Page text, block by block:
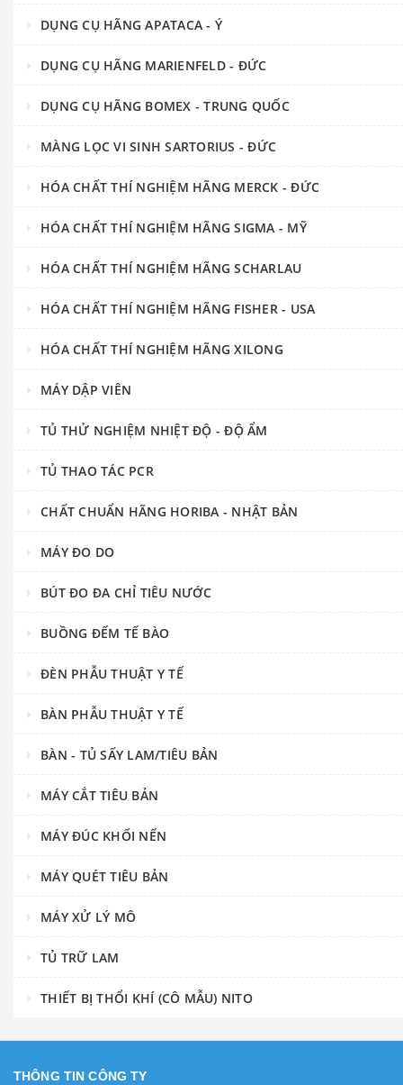
DỤNG CỤ HÃNG APATACA - Ý
DỤNG CỤ HÃNG MARIENFELD - ĐỨC
DỤNG CỤ HÃNG BOMEX - TRUNG QUỐC
MÀNG LỌC VI SINH SARTORIUS - ĐỨC
HÓA CHẤT THÍ NGHIỆM HÃNG MERCK - ĐỨC
HÓA CHẤT THÍ NGHIỆM HÃNG SIGMA - MỸ
HÓA CHẤT THÍ NGHIỆM HÃNG SCHARLAU
HÓA CHẤT THÍ NGHIỆM HÃNG FISHER - USA
HÓA CHẤT THÍ NGHIỆM HÃNG XILONG
MÁY DẬP VIÊN
TỦ THỬ NGHIỆM NHIỆT ĐỘ - ĐỘ ẨM
TỦ THAO TÁC PCR
CHẤT CHUẨN HÃNG HORIBA - NHẬT BẢN
MÁY ĐO DO
BÚT ĐO ĐA CHỈ TIÊU NƯỚC
BUỒNG ĐẾM TẾ BÀO
ĐÈN PHẪU THUẬT Y TẾ
BÀN PHẪU THUẬT Y TẾ
BÀN - TỦ SẤY LAM/TIÊU BẢN
MÁY CẮT TIÊU BẢN
MÁY ĐÚC KHỐI NẾN
MÁY QUÉT TIÊU BẢN
MÁY XỬ LÝ MÔ
TỦ TRỮ LAM
THIẾT BỊ THỔI KHÍ (CÔ MẪU) NITO
THÔNG TIN CÔNG TY